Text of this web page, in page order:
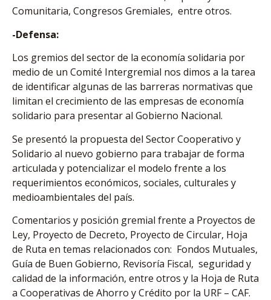
Comunitaria, Congresos Gremiales, entre otros.
-Defensa:
Los gremios del sector de la economía solidaria por
medio de un Comité Intergremial nos dimos a la tarea
de identificar algunas de las barreras normativas que
limitan el crecimiento de las empresas de economía
solidario para presentar al Gobierno Nacional.
Se presentó la propuesta del Sector Cooperativo y
Solidario al nuevo gobierno para trabajar de forma
articulada y potencializar el modelo frente a los
requerimientos económicos, sociales, culturales y
medioambientales del país.
Comentarios y posición gremial frente a Proyectos de
Ley, Proyecto de Decreto, Proyecto de Circular, Hoja
de Ruta en temas relacionados con: Fondos Mutuales,
Guía de Buen Gobierno, Revisoría Fiscal, seguridad y
calidad de la información, entre otros y la Hoja de Ruta
a Cooperativas de Ahorro y Crédito por la URF – CAF.